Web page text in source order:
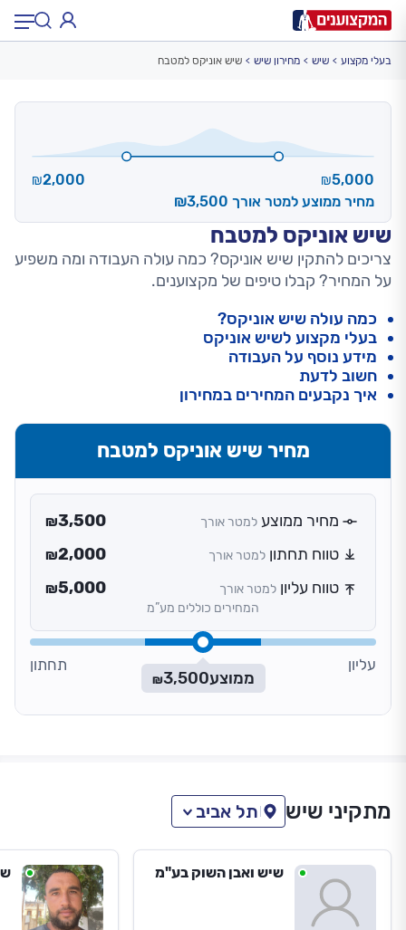
שיש אוניקס למטבח
צריכים להתקין שיש אוניקס? כמה עולה העבודה ומה משפיע
על המחיר? קבלו טיפים של מקצוענים.
₪5,000
₪2,000
מחיר ממוצע למטר אורך ₪3,500
בעלי מקצוע שיש מחירון שיש שיש אוניקס למטבח
כמה עולה שיש אוניקס?
בעלי מקצוע לשיש אוניקס
מידע נוסף על העבודה
חשוב לדעת
איך נקבעים המחירים במחירון
מחיר שיש אוניקס למטבח
מחיר ממוצע למטר אורך ₪3,500
טווח תחתון למטר אורך ₪2,000
טווח עליון למטר אורך ₪5,000
המחירים כוללים מע”מ
עליון
ממוצע ₪3,500
תחתון
מתקיני שיש תל אביב
שיש ואבן השוק בע"מ